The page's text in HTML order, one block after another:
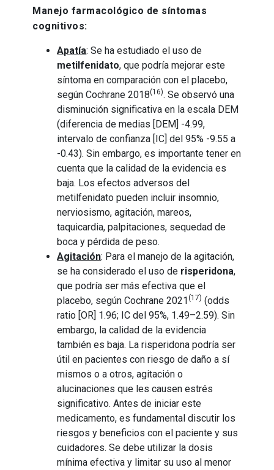
Manejo farmacológico de síntomas
cognitivos:
Apatía: Se ha estudiado el uso de
metilfenidato, que podría mejorar este
síntoma en comparación con el placebo,
según Cochrane 2018(16). Se observó una
disminución significativa en la escala DEM
(diferencia de medias [DEM] -4.99,
intervalo de confianza [IC] del 95% -9.55 a
-0.43). Sin embargo, es importante tener en
cuenta que la calidad de la evidencia es
baja. Los efectos adversos del
metilfenidato pueden incluir insomnio,
nerviosismo, agitación, mareos,
taquicardia, palpitaciones, sequedad de
boca y pérdida de peso.
Agitación: Para el manejo de la agitación,
se ha considerado el uso de risperidona,
que podría ser más efectiva que el
placebo, según Cochrane 2021(17) (odds
ratio [OR] 1.96; IC del 95%, 1.49–2.59). Sin
embargo, la calidad de la evidencia
también es baja. La risperidona podría ser
útil en pacientes con riesgo de daño a sí
mismos o a otros, agitación o
alucinaciones que les causen estrés
significativo. Antes de iniciar este
medicamento, es fundamental discutir los
riesgos y beneficios con el paciente y sus
cuidadores. Se debe utilizar la dosis
mínima efectiva y limitar su uso al menor